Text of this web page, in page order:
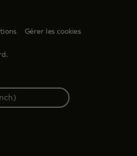
Gérer les cookies